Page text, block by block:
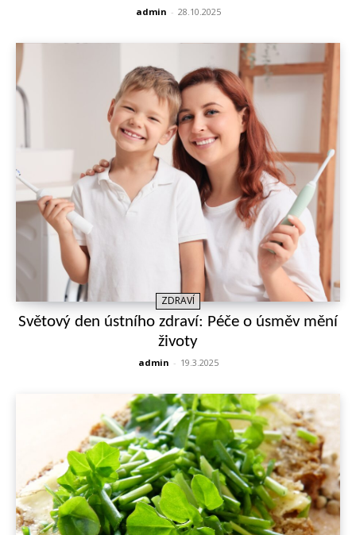
admin - 28.10.2025
ZDRAVÍ
Světový den ústního zdraví: Péče o úsměv mění
životy
admin - 19.3.2025